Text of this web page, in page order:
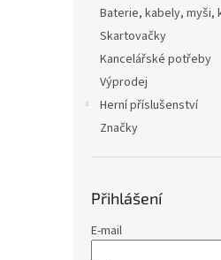
Baterie, kabely, myši,
Skartovačky
Kancelářské potřeby
Výprodej
Herní příslušenství
Značky
Přihlášení
E-mail